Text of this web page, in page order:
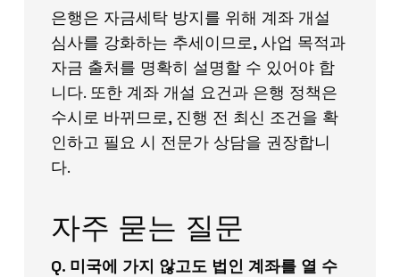
은행은 자금세탁 방지를 위해 계좌 개설
심사를 강화하는 추세이므로, 사업 목적과
자금 출처를 명확히 설명할 수 있어야 합
니다. 또한 계좌 개설 요건과 은행 정책은
수시로 바뀌므로, 진행 전 최신 조건을 확
인하고 필요 시 전문가 상담을 권장합니
다.
자주 묻는 질문
Q. 미국에 가지 않고도 법인 계좌를 열 수